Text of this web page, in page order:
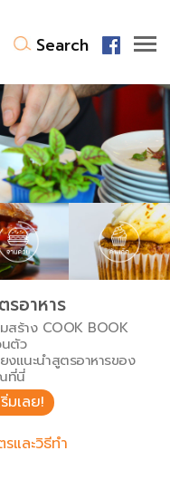
Search
รอาหาร
สร้าง COOK BOOK
ตัว
งแนะนำสูตรอาหารของ
ที่นี่
ริ่มเลย!
รและวิธีทำ